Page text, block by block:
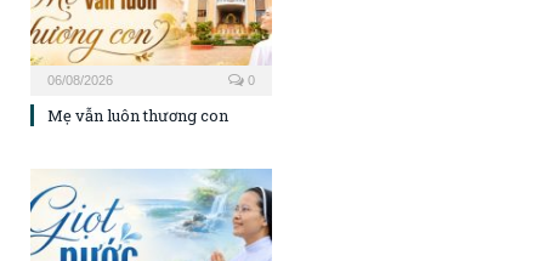
06/08/2026 0
Mẹ vẫn luôn thương con